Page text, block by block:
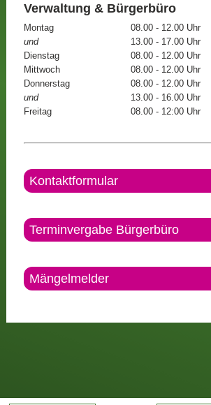
Verwaltung & Bürgerbüro
Montag
08.00 - 12.00 Uhr
und
13.00 - 17.00 Uhr
Dienstag
08.00 - 12.00 Uhr
Mittwoch
08.00 - 12.00 Uhr
Donnerstag
08.00 - 12.00 Uhr
und
13.00 - 16.00 Uhr
Freitag
08.00 - 12:00 Uhr
Kontaktformular
Terminvergabe Bürgerbüro
Mängelmelder